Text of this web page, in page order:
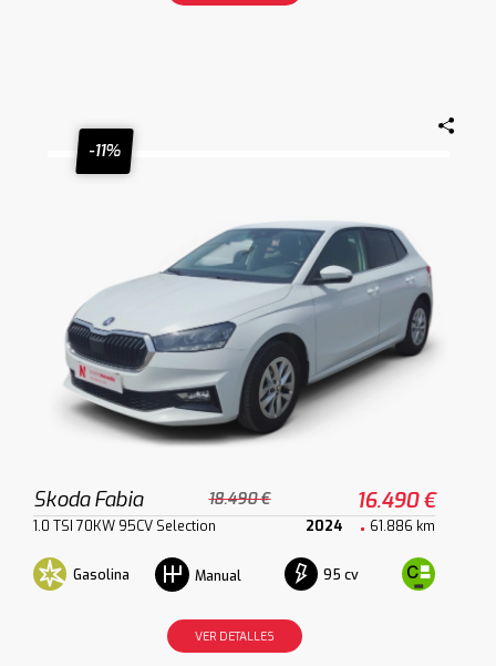
-11%
Skoda Fabia 18.490 € 16.490 €
1.0 TSI 70KW 95CV Selection 2024 61.886 km
Gasolina Manual 95 cv
VER DETALLES